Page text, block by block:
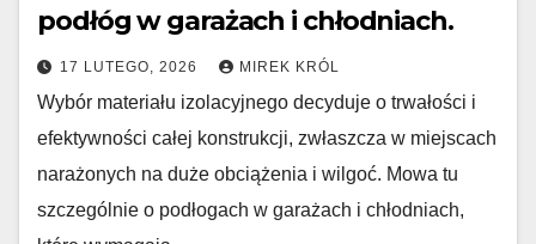
podłóg w garażach i chłodniach.
17 LUTEGO, 2026 MIREK KRÓL
Wybór materiału izolacyjnego decyduje o trwałości i
efektywności całej konstrukcji, zwłaszcza w miejscach
narażonych na duże obciążenia i wilgoć. Mowa tu
szczególnie o podłogach w garażach i chłodniach,